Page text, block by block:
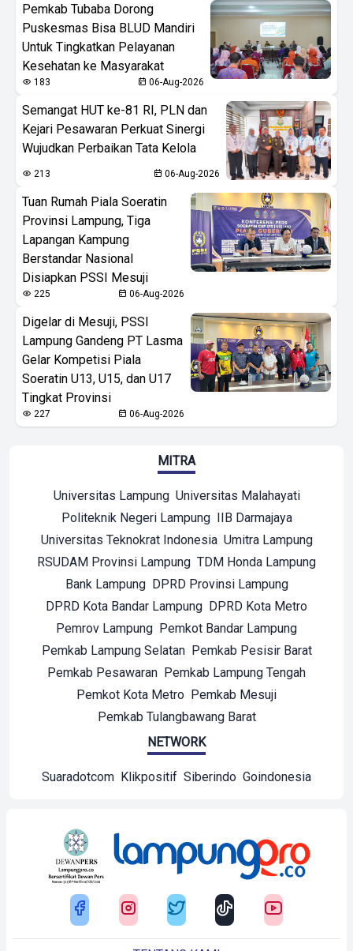
Pemkab Tubaba Dorong
Puskesmas Bisa BLUD Mandiri
Untuk Tingkatkan Pelayanan
Kesehatan ke Masyarakat
183 06-Aug-2026
Semangat HUT ke-81 RI, PLN dan
Kejari Pesawaran Perkuat Sinergi
Wujudkan Perbaikan Tata Kelola
213 06-Aug-2026
Tuan Rumah Piala Soeratin
Provinsi Lampung, Tiga
Lapangan Kampung
Berstandar Nasional
Disiapkan PSSI Mesuji
225 06-Aug-2026
Digelar di Mesuji, PSSI
Lampung Gandeng PT Lasma
Gelar Kompetisi Piala
Soeratin U13, U15, dan U17
Tingkat Provinsi
227 06-Aug-2026
MITRA
Universitas Lampung Universitas Malahayati
Politeknik Negeri Lampung IIB Darmajaya
Universitas Teknokrat Indonesia Umitra Lampung
RSUDAM Provinsi Lampung TDM Honda Lampung
Bank Lampung DPRD Provinsi Lampung
DPRD Kota Bandar Lampung DPRD Kota Metro
Pemrov Lampung Pemkot Bandar Lampung
Pemkab Lampung Selatan Pemkab Pesisir Barat
Pemkab Pesawaran Pemkab Lampung Tengah
Pemkot Kota Metro Pemkab Mesuji
Pemkab Tulangbawang Barat
NETWORK
Suaradotcom Klikpositif Siberindo Goindonesia